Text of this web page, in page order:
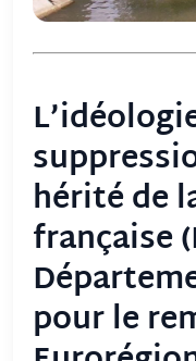
hérité de
française
pour le